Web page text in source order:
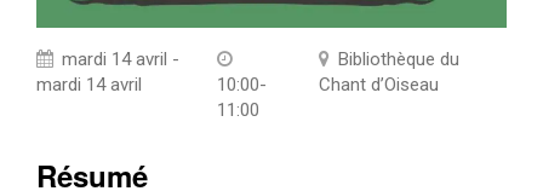
mardi 14 avril -
mardi 14 avril
10:00-
11:00
Bibliothèque du
Chant d’Oiseau
Résumé